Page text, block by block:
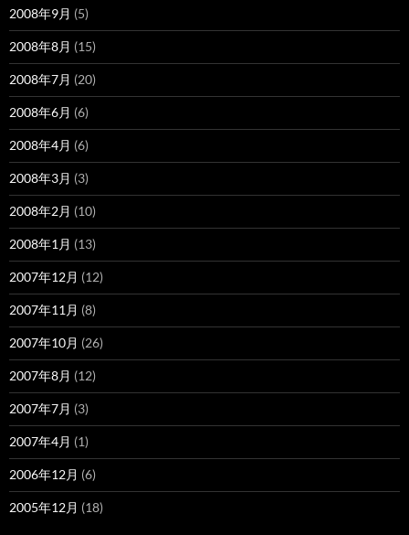
2008年9月 (5)
2008年8月 (15)
2008年7月 (20)
2008年6月 (6)
2008年4月 (6)
2008年3月 (3)
2008年2月 (10)
2008年1月 (13)
2007年12月 (12)
2007年11月 (8)
2007年10月 (26)
2007年8月 (12)
2007年7月 (3)
2007年4月 (1)
2006年12月 (6)
2005年12月 (18)